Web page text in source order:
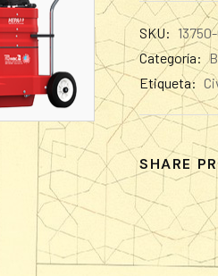
SKU:
Categoría:
Etiqueta:
SHARE